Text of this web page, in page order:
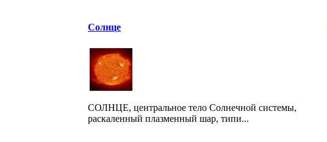
Солнце
СОЛНЦЕ, центральное тело Солнечной системы,
раскаленный плазменный шар, типи...